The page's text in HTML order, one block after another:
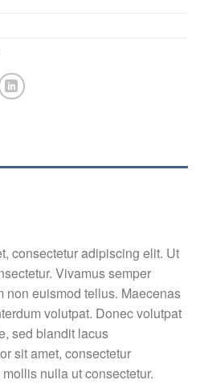
consectetur adipiscing elit. Ut
Vivamus semper
euismod tellus. Maecenas
volutpat. Donec volutpat
sed blandit lacus
sit amet, consectetur
nulla ut consectetur.